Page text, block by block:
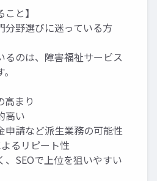
と】
分野選びに迷っている方
るのは、障害福祉サービス
高まり
高い
申請など派生業務の可能性
るリピート性
、SEOで上位を狙いやすい